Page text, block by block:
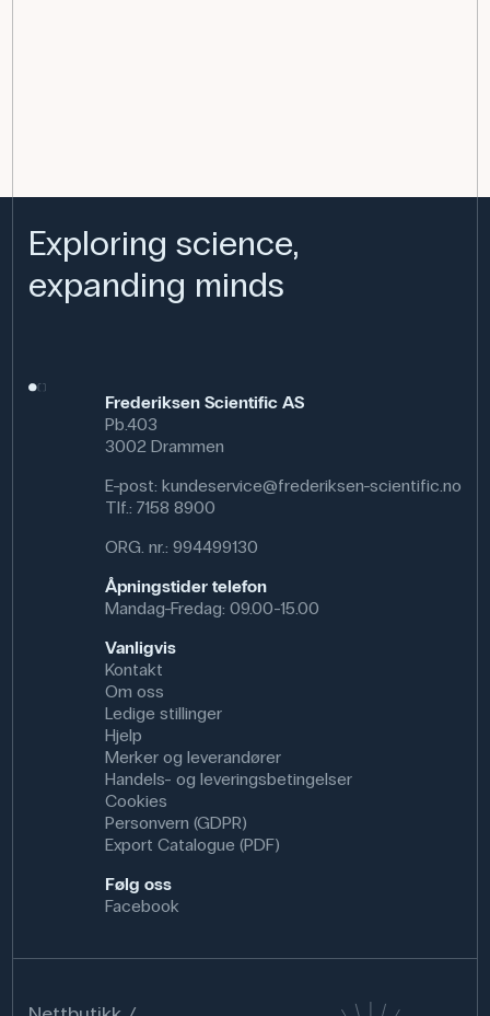
Exploring science,
expanding minds
Frederiksen Scientific AS
Pb.403
3002 Drammen
E-post: kundeservice@frederiksen-scientific.no
Tlf.: 7158 8900
ORG. nr.: 994499130
Åpningstider telefon
Mandag-Fredag: 09.00-15.00
Vanligvis
Kontakt
Om oss
Ledige stillinger
Hjelp
Merker og leverandører
Handels- og leveringsbetingelser
Cookies
Personvern (GDPR)
Export Catalogue (PDF)
Følg oss
Facebook